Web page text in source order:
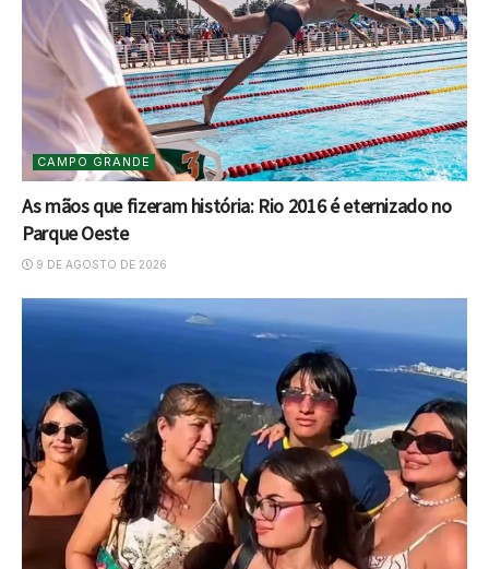
CAMPO GRANDE
As mãos que fizeram história: Rio 2016 é eternizado no
Parque Oeste
9 DE AGOSTO DE 2026